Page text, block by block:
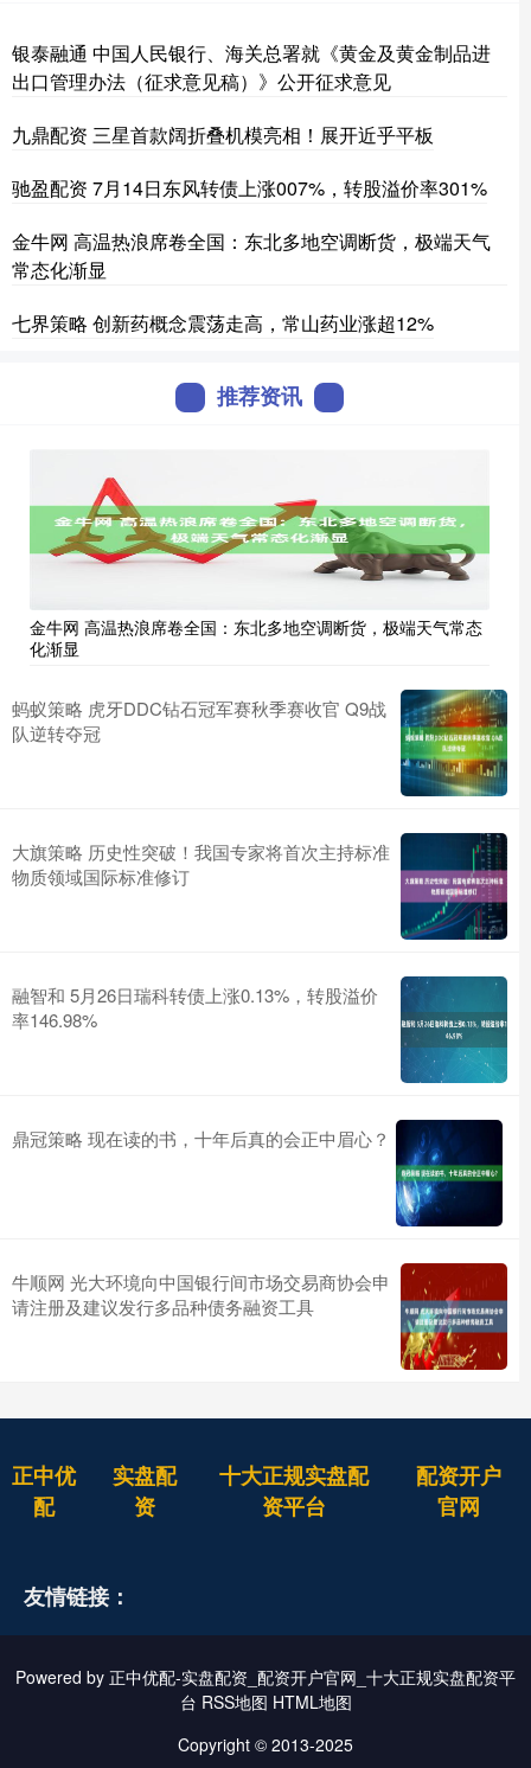
银泰融通 中国人民银行、海关总署就《黄金及黄金制品进
出口管理办法（征求意见稿）》公开征求意见
九鼎配资 三星首款阔折叠机模亮相！展开近乎平板
驰盈配资 7月14日东风转债上涨007%，转股溢价率301%
金牛网 高温热浪席卷全国：东北多地空调断货，极端天气
常态化渐显
七界策略 创新药概念震荡走高，常山药业涨超12%
推荐资讯
金牛网 高温热浪席卷全国：东北多地空调断货，极端天气常态
化渐显
蚂蚁策略 虎牙DDC钻石冠军赛秋季赛收官 Q9战
队逆转夺冠
大旗策略 历史性突破！我国专家将首次主持标准
物质领域国际标准修订
融智和 5月26日瑞科转债上涨0.13%，转股溢价
率146.98%
鼎冠策略 现在读的书，十年后真的会正中眉心？
牛顺网 光大环境向中国银行间市场交易商协会申
请注册及建议发行多品种债务融资工具
正中优
配
实盘配
资
十大正规实盘配
资平台
配资开户
官网
友情链接：
Powered by 正中优配-实盘配资_配资开户官网_十大正规实盘配资平
台 RSS地图 HTML地图
Copyright © 2013-2025